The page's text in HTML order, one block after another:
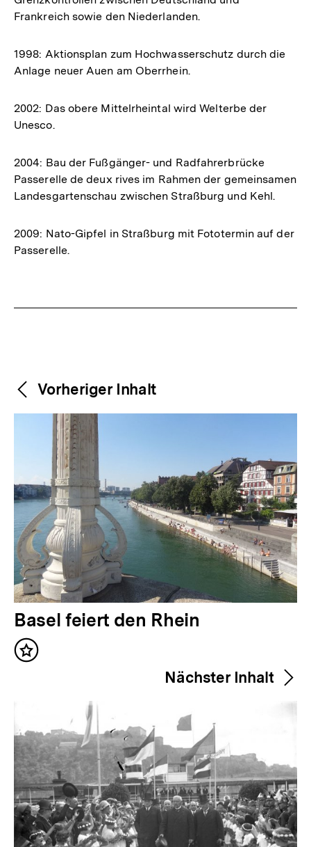
Frankreich sowie den Niederlanden.
1998: Aktionsplan zum Hochwasserschutz durch die
Anlage neuer Auen am Oberrhein.
2002: Das obere Mittelrheintal wird Welterbe der
Unesco.
2004: Bau der Fußgänger- und Radfahrerbrücke
Passerelle de deux rives im Rahmen der gemeinsamen
Landesgartenschau zwischen Straßburg und Kehl.
2009: Nato-Gipfel in Straßburg mit Fototermin auf der
Passerelle.
Weitere
Inhalte
Content-
Navigation
Vorheriger Inhalt
V
o
r
r
i
g
e
r
I
Basel feiert den Rhein
Inhalt
Nächster Inhalt